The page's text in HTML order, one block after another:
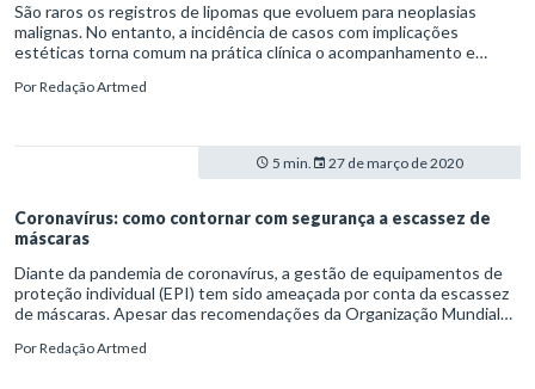
São raros os registros de lipomas que evoluem para neoplasias
malignas. No entanto, a incidência de casos com implicações
estéticas torna comum na prática clínica o acompanhamento e
PorRedação Artmed
5 min. 27 de março de 2020
Coronavírus: como contornar com segurança a escassez de
máscaras
Diante da pandemia de coronavírus, a gestão de equipamentos de
proteção individual (EPI) tem sido ameaçada por conta da escassez
de máscaras. Apesar das recomendações da Organização Mundial
respiradores dos tipos N95 e PFF2 a profissionais de saúde e
PorRedação Artmed